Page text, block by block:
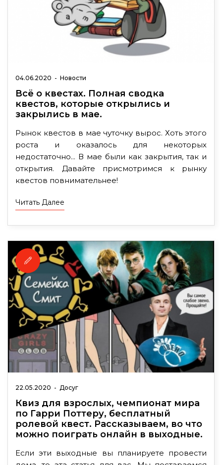
04.06.2020 - Новости
Всё о квестах. Полная сводка
квестов, которые открылись и
закрылись в мае.
Рынок квестов в мае чуточку вырос. Хоть этого
роста и оказалось для некоторых
недостаточно... В мае были как закрытия, так и
открытия. Давайте присмотримся к рынку
квестов повнимательнее!
Читать Далее
22.05.2020 - Досуг
Квиз для взрослых, чемпионат мира
по Гарри Поттеру, бесплатный
ролевой квест. Рассказываем, во что
можно поиграть онлайн в выходные.
Если эти выходные вы планируете провести